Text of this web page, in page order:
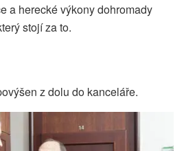
a herecké výkony dohromady
stojí za to.
z dolu do kanceláře.